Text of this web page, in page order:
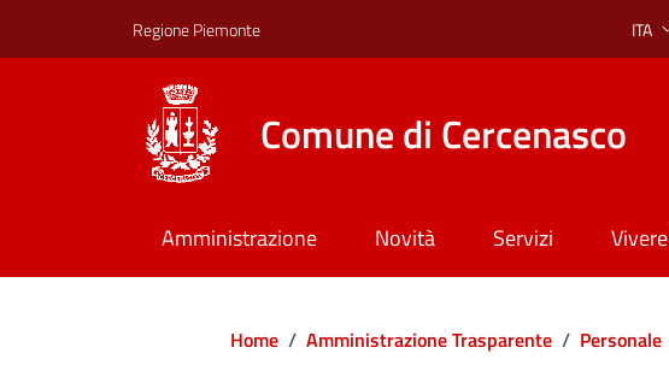
Regione Piemonte ITA
Comune di Cercenasco
Amministrazione Novità Servizi
Home / Amministrazione Trasparente / Personale